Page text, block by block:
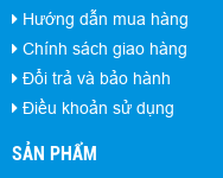
Hướng dẫn mua hàng
Chính sách giao hàng
Đổi trả và bảo hành
Điều khoản sử dụng
SẢN PHẨM